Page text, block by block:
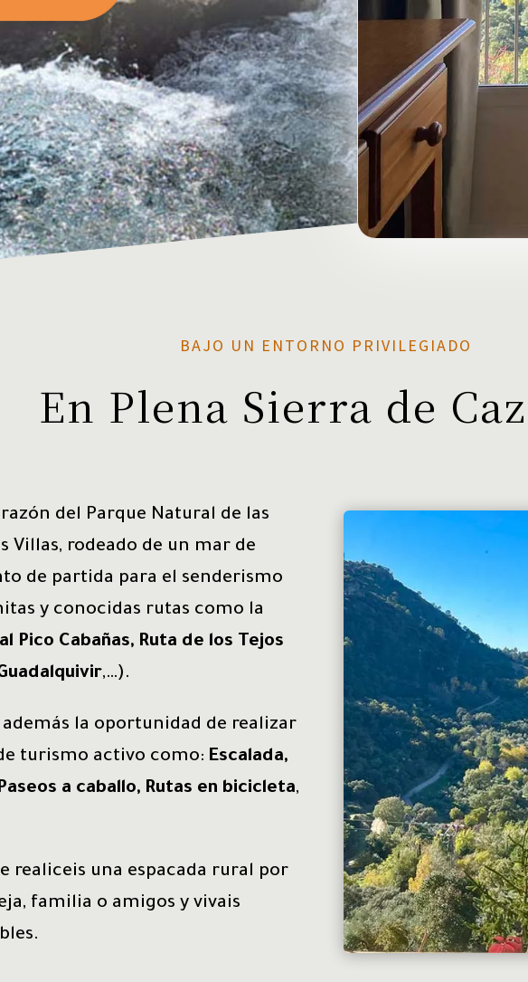
BAJO UN ENTORNO PRIVILEGIADO
En Plena Sierra de
del Parque Natural de las
Villas, rodeado de un mar de
de partida para el senderismo
y conocidas rutas como la
Pico Cabañas, Ruta de los Tejos
,…).
la oportunidad de realizar
turismo activo como: Escalada,
a caballo, Rutas en bicicleta,
realiceis una espacada rural por
familia o amigos y vivais